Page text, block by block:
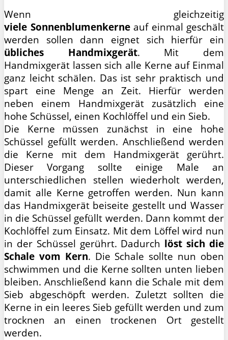
Wenn gleichzeitig
viele Sonnenblumenkerneauf einmal geschält
werden sollen dann eignet sich hierfür ein
übliches Handmixgerät. Mit dem
Handmixgerät lassen sich alle Kerne auf Einmal
ganz leicht schälen. Das ist sehr praktisch und
spart eine Menge an Zeit. Hierfür werden
neben einem Handmixgerät zusätzlich eine
hohe Schüssel, einen Kochlöffel und ein Sieb.
Die Kerne müssen zunächst in eine hohe
Schüssel gefüllt werden. Anschließend werden
die Kerne mit dem Handmixgerät gerührt.
Dieser Vorgang sollte einige Male an
unterschiedlichen stellen wiederholt werden,
damit alle Kerne getroffen werden. Nun kann
das Handmixgerät beiseite gestellt und Wasser
in die Schüssel gefüllt werden. Dann kommt der
Kochlöffel zum Einsatz. Mit dem Löffel wird nun
in der Schüssel gerührt. Dadurch löst sich die
Schale vom Kern. Die Schale sollte nun oben
schwimmen und die Kerne sollten unten lieben
bleiben. Anschließend kann die Schale mit dem
Sieb abgeschöpft werden. Zuletzt sollten die
Kerne in ein leeres Sieb gefüllt werden und zum
trocknen an einen trockenen Ort gestellt
werden.